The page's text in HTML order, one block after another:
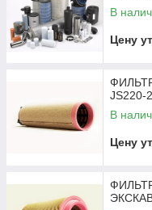
В
Цену
JS220-
В
Цену